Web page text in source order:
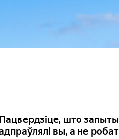
Пацвердзіце, што запыты
вы, а не робат